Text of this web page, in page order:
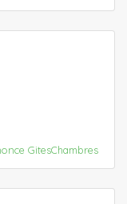
GitesChambres